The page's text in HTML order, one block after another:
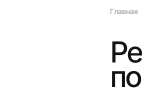
Главная